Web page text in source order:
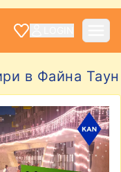
в Файна Таун